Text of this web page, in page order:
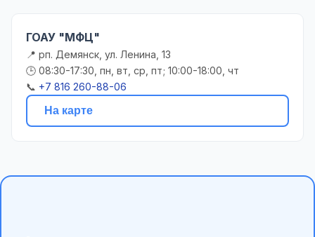
ГОАУ "МФЦ"
📍 рп. Демянск, ул. Ленина, 13
🕒 08:30-17:30, пн, вт, ср, пт; 10:00-18:00, чт
📞 +7 816 260-88-06
На карте